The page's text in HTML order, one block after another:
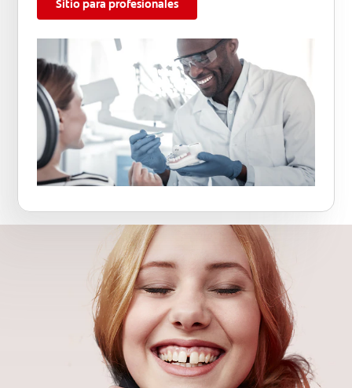
Sitio para profesionales